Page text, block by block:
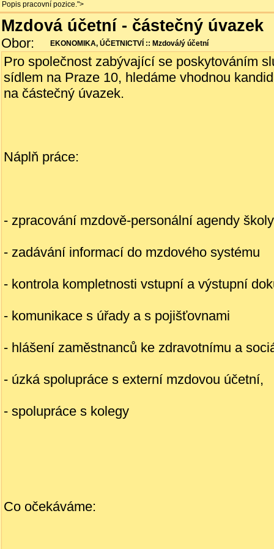
Popis pracovní pozice.">
Mzdová účetní - částečný úvazek
Obor: EKONOMIKA, ÚČETNICTVÍ :: Mzdová/ý účetní
Pro společnost zabývající se poskytováním
sídlem na Praze 10, hledáme vhodnou
na částečný úvazek.
Náplň práce:
- zpracování mzdově-personální agendy školy
- zadávání informací do mzdového systému
- kontrola kompletnosti vstupní a výstupní
- komunikace s úřady a s pojišťovnami
- hlášení zaměstnanců ke zdravotnímu a
- úzká spolupráce s externí mzdovou účetní,
- spolupráce s kolegy
Co očekáváme: